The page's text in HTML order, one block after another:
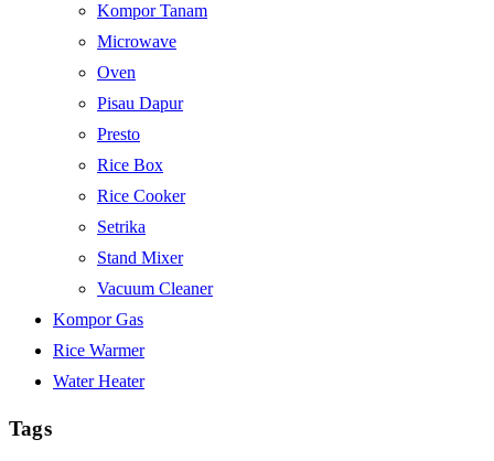
Kompor Tanam
Microwave
Oven
Pisau Dapur
Presto
Rice Box
Rice Cooker
Setrika
Stand Mixer
Vacuum Cleaner
Kompor Gas
Rice Warmer
Water Heater
Tags